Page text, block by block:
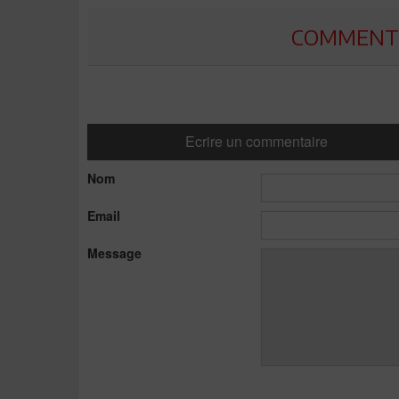
Ecrire un commentaire
Nom
Email
Message